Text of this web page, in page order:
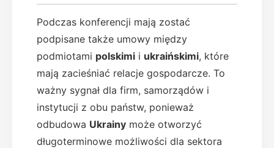
Podczas konferencji mają zostać
podpisane także umowy między
podmiotami polskimi i ukraińskimi, które
mają zacieśniać relacje gospodarcze. To
ważny sygnał dla firm, samorządów i
instytucji z obu państw, ponieważ
odbudowa Ukrainy może otworzyć
długoterminowe możliwości dla sektora